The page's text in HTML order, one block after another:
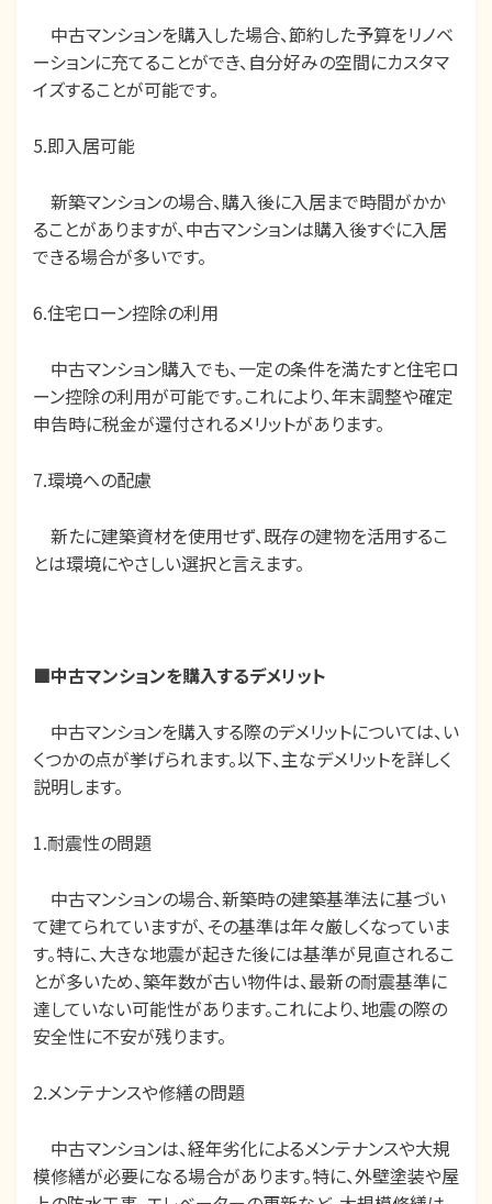
中古マンションを購入した場合、節約した予算をリノベ
ーションに充てることができ、自分好みの空間にカスタマ
イズすることが可能です。
5.即入居可能
新築マンションの場合、購入後に入居まで時間がかか
ることがありますが、中古マンションは購入後すぐに入居
できる場合が多いです。
6.住宅ローン控除の利用
中古マンション購入でも、一定の条件を満たすと住宅ロ
ーン控除の利用が可能です。これにより、年末調整や確定
申告時に税金が還付されるメリットがあります。
7.環境への配慮
新たに建築資材を使用せず、既存の建物を活用するこ
とは環境にやさしい選択と言えます。
■中古マンションを購入するデメリット
中古マンションを購入する際のデメリットについては、い
くつかの点が挙げられます。以下、主なデメリットを詳しく
説明します。
1.耐震性の問題
中古マンションの場合、新築時の建築基準法に基づい
て建てられていますが、その基準は年々厳しくなっていま
す。特に、大きな地震が起きた後には基準が見直されるこ
とが多いため、築年数が古い物件は、最新の耐震基準に
達していない可能性があります。これにより、地震の際の
安全性に不安が残ります。
2.メンテナンスや修繕の問題
中古マンションは、経年劣化によるメンテナンスや大規
模修繕が必要になる場合があります。特に、外壁塗装や屋